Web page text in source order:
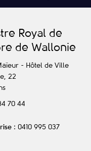
Royal de
de Wallonie
- Hôtel de Ville
22
70 44
: 0410 995 037